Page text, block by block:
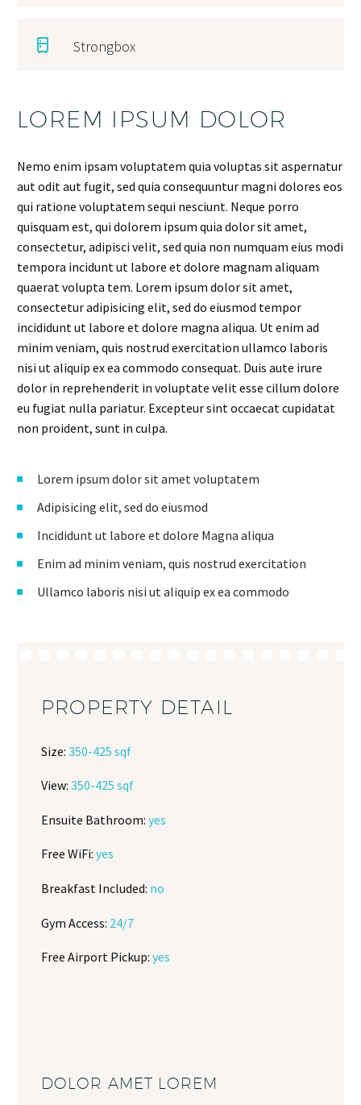
Strongbox
LOREM IPSUM DOLOR
Nemo enim ipsam voluptatem quia voluptas sit aspernatur
aut odit aut fugit, sed quia consequuntur magni dolores eos
qui ratione voluptatem sequi nesciunt. Neque porro
quisquam est, qui dolorem ipsum quia dolor sit amet,
consectetur, adipisci velit, sed quia non numquam eius modi
tempora incidunt ut labore et dolore magnam aliquam
quaerat volupta tem. Lorem ipsum dolor sit amet,
consectetur adipisicing elit, sed do eiusmod tempor
incididunt ut labore et dolore magna aliqua. Ut enim ad
minim veniam, quis nostrud exercitation ullamco laboris
nisi ut aliquip ex ea commodo consequat. Duis aute irure
dolor in reprehenderit in voluptate velit esse cillum dolore
eu fugiat nulla pariatur. Excepteur sint occaecat cupidatat
non proident, sunt in culpa.
Lorem ipsum dolor sit amet voluptatem
Adipisicing elit, sed do eiusmod
Incididunt ut labore et dolore Magna aliqua
Enim ad minim veniam, quis nostrud exercitation
Ullamco laboris nisi ut aliquip ex ea commodo
PROPERTY DETAIL
Size: 350-425 sqf
View: 350-425 sqf
Ensuite Bathroom: yes
Free WiFi: yes
Breakfast Included: no
Gym Access: 24/7
Free Airport Pickup: yes
DOLOR AMET LOREM